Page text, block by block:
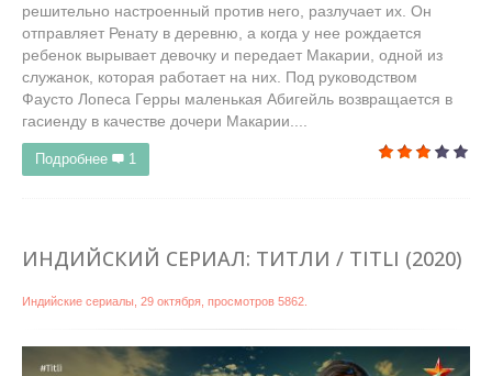
решительно настроенный против него, разлучает их. Он
отправляет Ренату в деревню, а когда у нее рождается
ребенок вырывает девочку и передает Макарии, одной из
служанок, которая работает на них. Под руководством
Фаусто Лопеса Герры маленькая Абигейль возвращается в
гасиенду в качестве дочери Макарии....
Подробнее 1
ИНДИЙСКИЙ СЕРИАЛ: ТИТЛИ / TITLI (2020)
Индийские сериалы 29 октября , просмотров 5862.